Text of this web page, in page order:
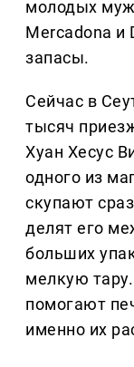
молодых
Mercadona и
запасы.
Сейчас в
тысяч
Хуан Хесус
одного из
скупают
делят его
больших
мелкую
помогают
именно их